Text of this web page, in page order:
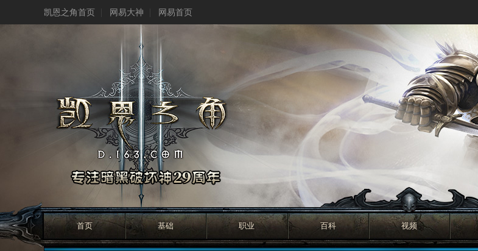
凯恩之角首页 网易大神 网易首页
首页 基础 职业 百科 视频